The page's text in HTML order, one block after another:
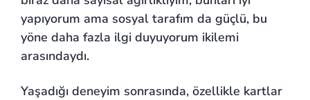
yapıyorum ama sosyal tarafım da güçlü, bu
yöne daha fazla ilgi duyuyorum ikilemi
arasındaydı.
Yaşadığı deneyim sonrasında, özellikle kartlar